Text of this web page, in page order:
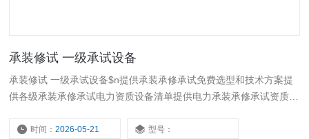
承装修试 一级承试设备
承装修试 一级承试设备$n提供承装承修承试免费选型和技术方案提
供各级承装承修承试电力资质设备清单提供电力承装承修承试资质试
时间：2026-05-21 型号：